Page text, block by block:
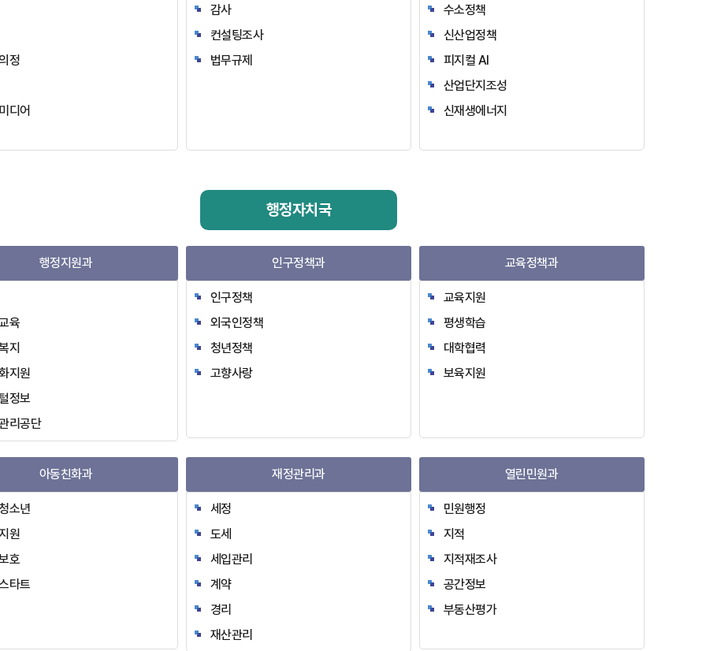
정
디어
감사
컨설팅조사
법무규제
수소정책
신산업정책
피지컬 AI
산업단지조성
신재생에너지
행정자치국
행정지원과
육
지
지원
정보
리공단
인구정책과
인구정책
외국인정책
청년정책
고향사랑
교육정책과
교육지원
평생학습
대학협력
보육지원
아동친화과
소년
원
호
타트
재정관리과
세정
도세
세입관리
계약
경리
재산관리
열린민원과
민원행정
지적
지적재조사
공간정보
부동산평가